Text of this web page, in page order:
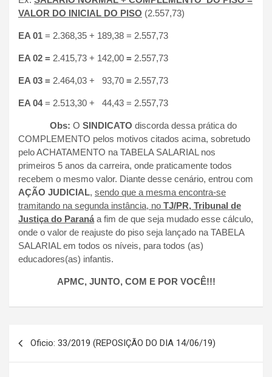
VALOR DO INICIAL DO PISO (2.557,73)
EA 01 = 2.368,35 + 189,38 = 2.557,73
EA 02 = 2.415,73 + 142,00 = 2.557,73
EA 03 = 2.464,03 + 93,70 = 2.557,73
EA 04= 2.513,30 + 44,43 = 2.557,73
Obs: O SINDICATO discorda dessa prática do
COMPLEMENTO pelos motivos citados acima, sobretudo
pelo ACHATAMENTO na TABELA SALARIAL nos
primeiros 5 anos da carreira, onde praticamente todos
recebem o mesmo valor. Diante desse cenário, entrou com
AÇÃO JUDICIAL, sendo que a mesma encontra-se
tramitando na segunda instância, no TJ/PR, Tribunal de
Justiça do Paraná a fim de que seja mudado esse cálculo,
onde o valor de reajuste do piso seja lançado na TABELA
SALARIAL em todos os níveis, para todos (as)
educadores(as) infantis.
APMC, JUNTO, COM E POR VOCÊ!!!
Oficio: 33/2019 (REPOSIÇÃO DO DIA 14/06/19)